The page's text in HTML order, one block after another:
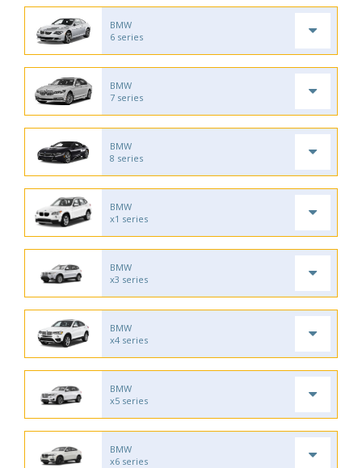
BMW
6 series
BMW
7 series
BMW
8 series
BMW
x1 series
BMW
x3 series
BMW
x4 series
BMW
x5 series
BMW
x6 series